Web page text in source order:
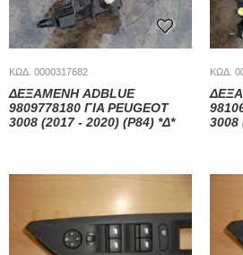
ΚΩΔ. 0000317682
ΔΕΞΑΜΕΝΗ ADBLUE
9809778180 ΓΙΑ PEUGEOT
3008 (2017 - 2020) (P84) *Δ*
ΚΩΔ.
3008